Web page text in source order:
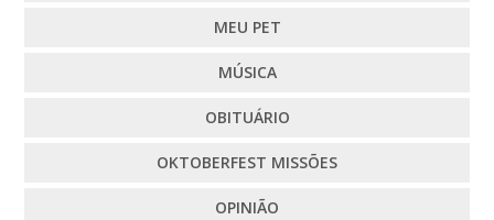
MEU PET
MÚSICA
OBITUÁRIO
OKTOBERFEST MISSÕES
OPINIÃO